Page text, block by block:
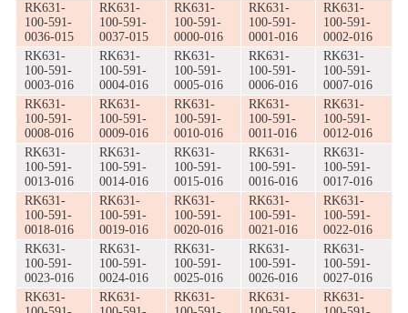
RK631-
100-591-
0036-015
RK631-
100-591-
0037-015
RK631-
100-591-
0000-016
RK631-
100-591-
0001-016
RK631-
100-591-
0002-016
RK631-
100-591-
0003-016
RK631-
100-591-
0004-016
RK631-
100-591-
0005-016
RK631-
100-591-
0006-016
RK631-
100-591-
0007-016
RK631-
100-591-
0008-016
RK631-
100-591-
0009-016
RK631-
100-591-
0010-016
RK631-
100-591-
0011-016
RK631-
100-591-
0012-016
RK631-
100-591-
0013-016
RK631-
100-591-
0014-016
RK631-
100-591-
0015-016
RK631-
100-591-
0016-016
RK631-
100-591-
0017-016
RK631-
100-591-
0018-016
RK631-
100-591-
0019-016
RK631-
100-591-
0020-016
RK631-
100-591-
0021-016
RK631-
100-591-
0022-016
RK631-
100-591-
0023-016
RK631-
100-591-
0024-016
RK631-
100-591-
0025-016
RK631-
100-591-
0026-016
RK631-
100-591-
0027-016
RK631-
RK631-
RK631-
RK631-
RK631-